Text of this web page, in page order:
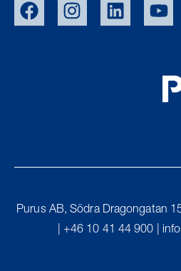
UK
FIN
Purus AB, Södra Dragongatan
| +46 10 41 44 900 |